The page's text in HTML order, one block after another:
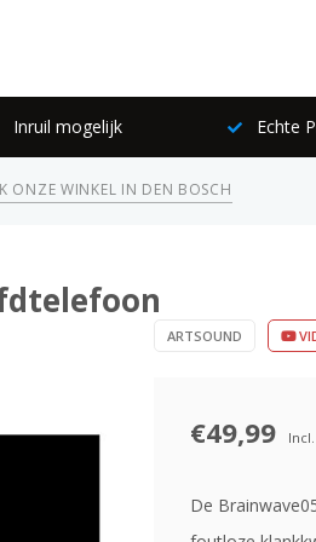
Inruil mogelijk Echte
ONZE WINKEL IN DEN BOSCH
ARTSOUND
€49,99
De